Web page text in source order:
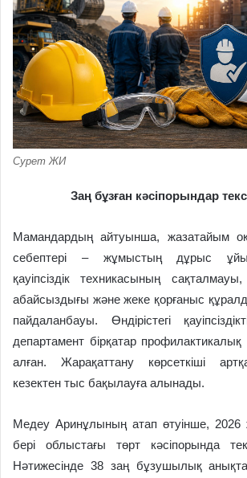
Сурет ЖИ
Заң бұзған кәсіпорындар
Мамандардың айтуынша, жазатайым
себептері – жұмыстың дұрыс
қауіпсіздік техникасының
абайсыздығы және жеке қорғаныс
пайдаланбауы. Өндірістегі
департамент бірқатар
алған. Жарақаттану көрсеткіші
кезектен тыс бақылауға алынады.
Медеу Аринұлының атап өтуінше,
бері облыстағы төрт кәсіпорында
Нәтижесінде 38 заң бұзушылық